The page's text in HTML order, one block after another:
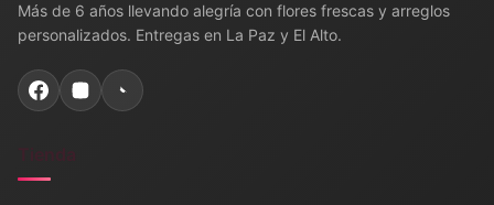
Más de 6 años llevando alegría con flores frescas y arreglos
personalizados. Entregas en La Paz y El Alto.